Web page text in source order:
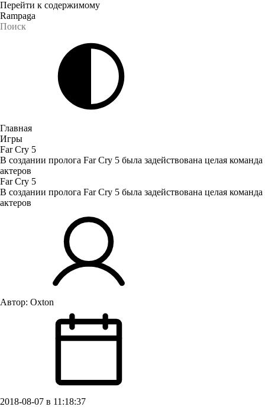
Перейти к содержимому
Rampaga
Главная
Игры
Far Cry 5
В создании пролога Far Cry 5 была задействована целая команда
актеров
Far Cry 5
В создании пролога Far Cry 5 была задействована целая команда
актеров
Автор: Oxton
2018-08-07 в 11:18:37